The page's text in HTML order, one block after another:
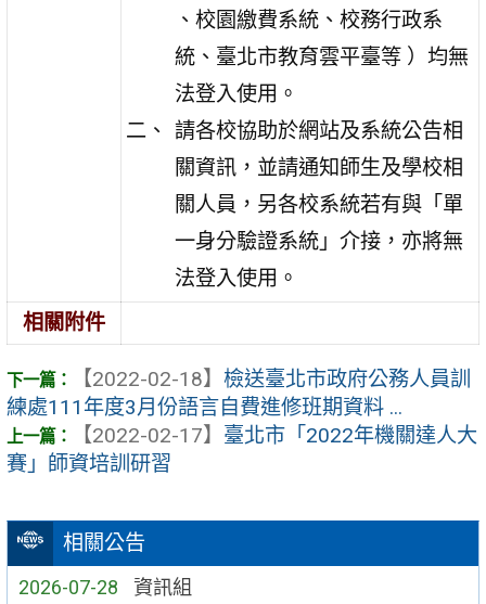
相關公告
2026-07-28 資訊組
、校園繳費系統、校務行政系
統、臺北市教育雲平臺等 ）均無
法登入使用。
請各校協助於網站及系統公告相
關資訊，並請通知師生及學校相
關人員，另各校系統若有與「單
一身分驗證系統」介接，亦將無
法登入使用。
相關附件
【2022-02-18】 檢送臺北市政府公務人員訓
練處111年度3月份語言自費進修班期資料 ...
【2022-02-17】 臺北市「2022年機關達人大
賽」師資培訓研習